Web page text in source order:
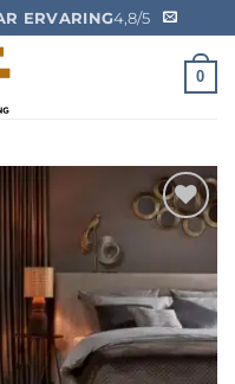
ERVARING4,8/5
0
Toevoegen
verlanglijst